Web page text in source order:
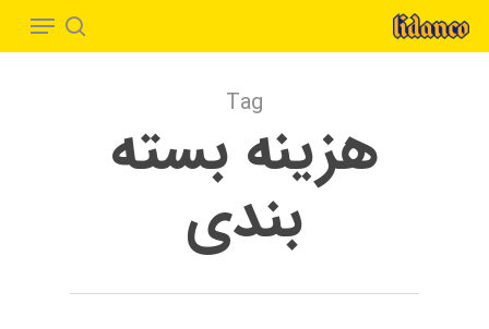
search
Menu
Tag
هزینه بسته
بندیایده بسته بندی بسته بندی